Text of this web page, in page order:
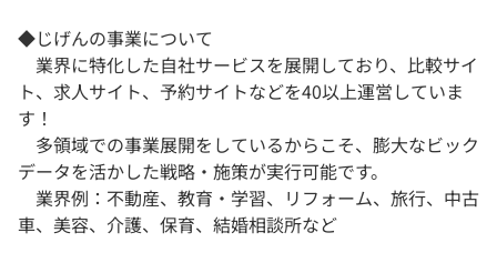
◆じげんの事業について
業界に特化した自社サービスを展開しており、比較サイ
ト、求人サイト、予約サイトなどを40以上運営していま
す！
多領域での事業展開をしているからこそ、膨大なビック
データを活かした戦略・施策が実行可能です。
業界例：不動産、教育・学習、リフォーム、旅行、中古
車、美容、介護、保育、結婚相談所など